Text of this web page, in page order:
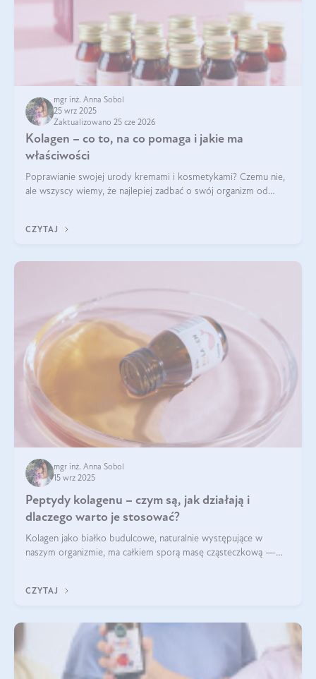
mgr inż. Anna Sobol
25 wrz 2025
Zaktualizowano 25 cze 2026
Kolagen – co to, na co pomaga i jakie ma
właściwości
Poprawianie swojej urody kremami i kosmetykami? Czemu nie,
ale wszyscy wiemy, że najlepiej zadbać o swój organizm od
wysokiej jakości suplem
CZYTAJ
mgr inż. Anna Sobol
15 wrz 2025
Peptydy kolagenu – czym są, jak działają i
dlaczego warto je stosować?
Kolagen jako białko budulcowe, naturalnie występujące w
naszym organizmie, ma całkiem sporą masę cząsteczkową —
bardziej biodostępny
CZYTAJ